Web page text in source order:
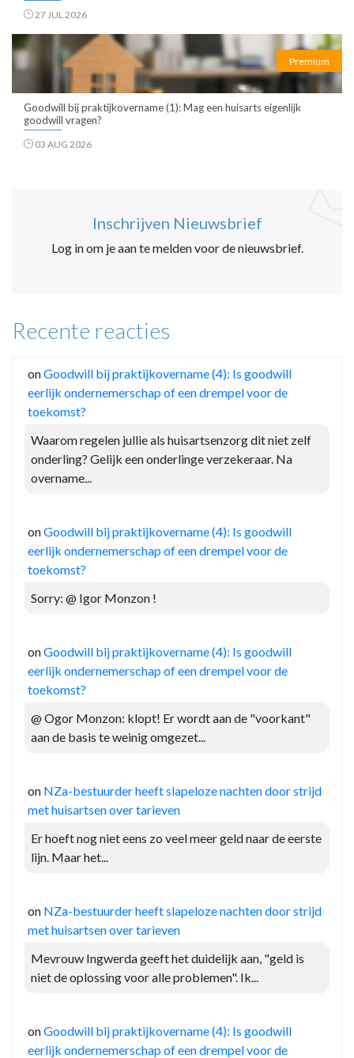
27 JUL 2026
Premium
Goodwill bij praktijkovername (1): Mag een huisarts eigenlijk
goodwill vragen?
03 AUG 2026
Inschrijven Nieuwsbrief
Log in om je aan te melden voor de nieuwsbrief.
Recente reacties
onGoodwill bij praktijkovername (4): Is goodwill
eerlijk ondernemerschap of een drempel voor de
toekomst?
Waarom regelen jullie als huisartsenzorg dit niet zelf
onderling? Gelijk een onderlinge verzekeraar. Na
overname...
onGoodwill bij praktijkovername (4): Is goodwill
eerlijk ondernemerschap of een drempel voor de
toekomst?
Sorry: @ Igor Monzon !
onGoodwill bij praktijkovername (4): Is goodwill
eerlijk ondernemerschap of een drempel voor de
toekomst?
@ Ogor Monzon: klopt! Er wordt aan de "voorkant"
aan de basis te weinig omgezet...
on NZa-bestuurder heeft slapeloze nachten door strijd
met huisartsen over tarieven
Er hoeft nog niet eens zo veel meer geld naar de eerste
lijn. Maar het...
on NZa-bestuurder heeft slapeloze nachten door strijd
met huisartsen over tarieven
Mevrouw Ingwerda geeft het duidelijk aan, "geld is
niet de oplossing voor alle problemen". Ik...
onGoodwill bij praktijkovername (4): Is goodwill
eerlijk ondernemerschap of een drempel voor de